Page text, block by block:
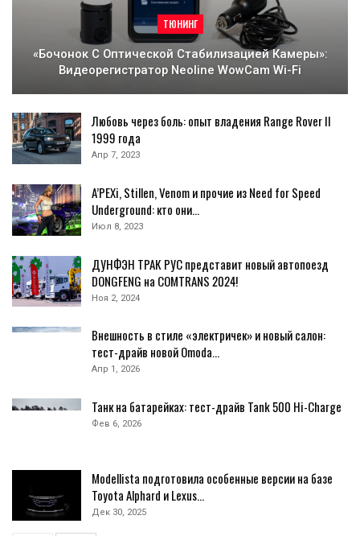
ТЮНИНГ
«Бочонок С Оптической Стабилизацией Камеры»:
Видеорегистратор Neoline WowCam Wi-Fi
Любовь через боль: опыт владения Range Rover II
1999 года
Апр 7, 2023
A’PEXi, Stillen, Venom и прочие из Need for Speed
Underground: кто они…
Июл 8, 2023
ДУНФЭН ТРАК РУС представит новый автопоезд
DONGFENG на COMTRANS 2024!
Ноя 2, 2024
Внешность в стиле «электричек» и новый салон:
тест-драйв новой Omoda…
Апр 1, 2026
Танк на батарейках: тест-драйв Tank 500 Hi-Charge
Фев 6, 2026
Modellista подготовила особенные версии на базе
Toyota Alphard и Lexus…
Дек 30, 2025